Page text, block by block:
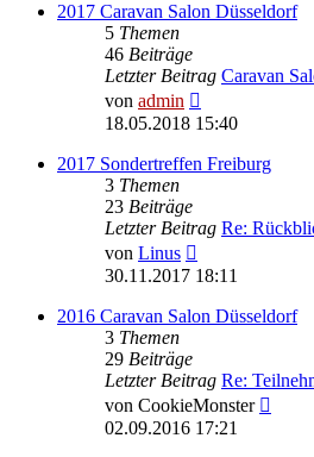
2017 Caravan Salon Düsseldorf
5 Themen
46 Beiträge
Letzter Beitrag Caravan
von admin
Beitrag
18.05.2018 15:40
2017 Sondertreffen Freiburg
3 Themen
23 Beiträge
Letzter Beitrag Re:
von Linus
Beitrag
30.11.2017 18:11
2016 Caravan Salon Düsseldorf
3 Themen
29 Beiträge
Letzter Beitrag Re:
von CookieMonster
02.09.2016 17:21